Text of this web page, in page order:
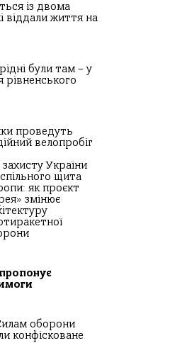
із двома
віддали життя на
були там – у
рівненського
проведуть
велопробіг
захисту України
щита
як проєкт
змінює
оборони
конфісковане